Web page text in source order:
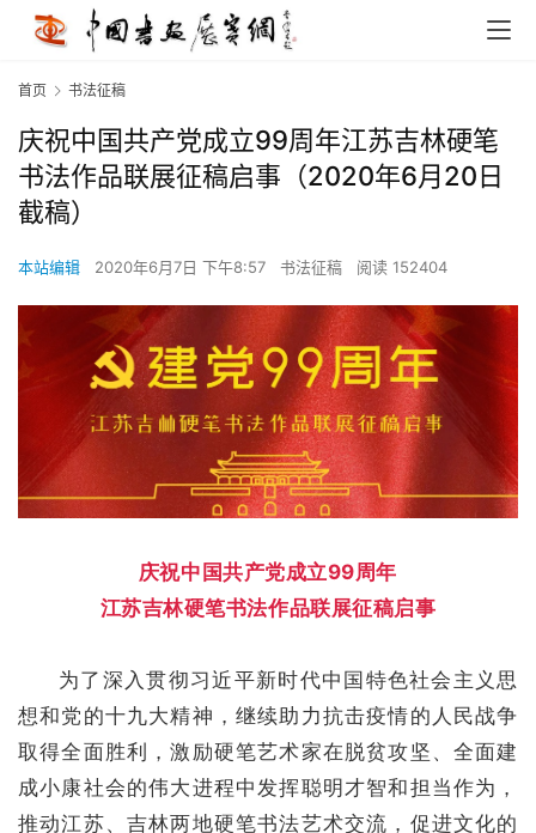
首页 书法征稿
庆祝中国共产党成立99周年江苏吉林硬笔
书法作品联展征稿启事（2020年6月20日
截稿）
本站编辑 2020年6月7日 下午8:57 书法征稿 阅读 152404
庆祝中国共产党成立99周年
江苏吉林硬笔书法作品联展征稿启事
为了深入贯彻习近平新时代中国特色社会主义思
想和党的十九大精神，继续助力抗击疫情的人民战争
取得全面胜利，激励硬笔艺术家在脱贫攻坚、全面建
成小康社会的伟大进程中发挥聪明才智和担当作为，
推动江苏、吉林两地硬笔书法艺术交流，促进文化的